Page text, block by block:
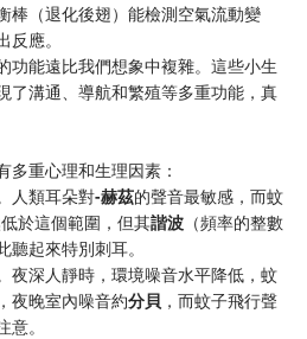
棒（退化後翅）能檢測空氣流動變
應。
功能遠比我們想象中複雜。這些小生
了溝通、導航和繁殖等多重功能，真
多重心理和生理因素：
人類耳朵對​​-赫茲​​的聲音最敏感，而蚊
低於這個範圍，但其​​諧波​ ​（頻率的整數
起來特別刺耳。
夜深人靜時，環境噪音水平降低，蚊
夜晚室內噪音約​​分貝​ ​，而蚊子飛行聲
。